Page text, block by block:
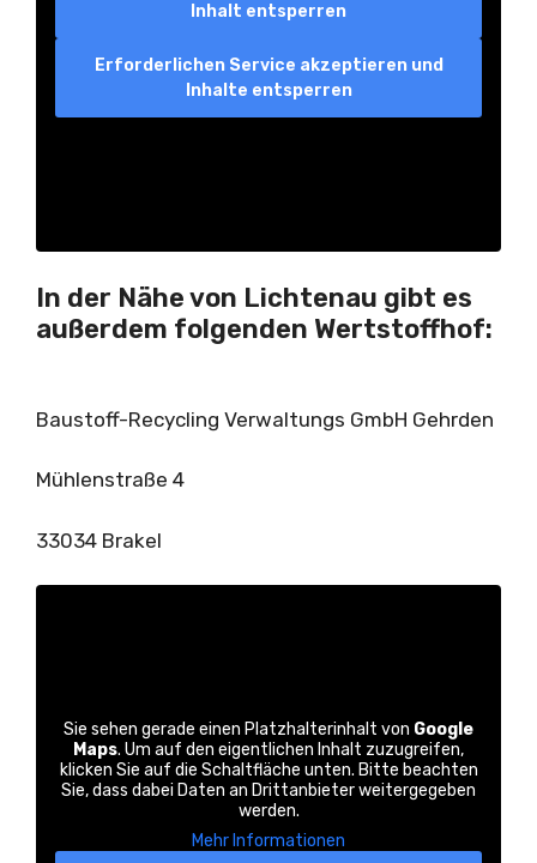
Inhalt entsperren
Erforderlichen Service akzeptieren und
Inhalte entsperren
In der Nähe von Lichtenau gibt es
außerdem folgenden Wertstoffhof:
Baustoff-Recycling Verwaltungs GmbH Gehrden
Mühlenstraße 4
33034 Brakel
Sie sehen gerade einen Platzhalterinhalt von Google
Maps. Um auf den eigentlichen Inhalt zuzugreifen,
klicken Sie auf die Schaltfläche unten. Bitte beachten
Sie, dass dabei Daten an Drittanbieter weitergegeben
werden.
Mehr Informationen